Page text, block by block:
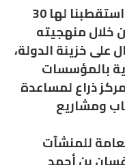
وزاد “استعنا بشركة متخصصة استقطبنا لها 30
خلال منهجيته
2 مليار ريال على خزينة الدولة،
بالمؤسسات
ذراع لمساعدة
ومشاريع
للمنشآت